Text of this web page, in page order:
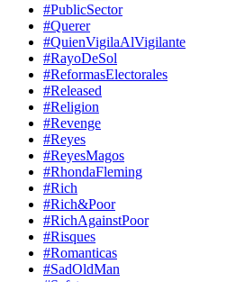
#PublicSector
#Querer
#QuienVigilaAlVigilante
#RayoDeSol
#ReformasElectorales
#Released
#Religion
#Revenge
#Reyes
#ReyesMagos
#RhondaFleming
#Rich
#Rich&Poor
#RichAgainstPoor
#Risques
#Romanticas
#SadOldMan